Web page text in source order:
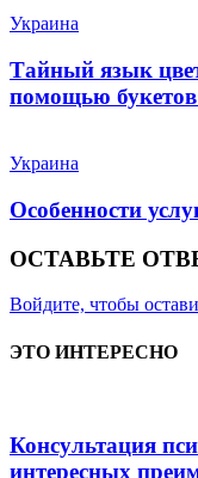
Украина
Тайный язык
помощью
Украина
Особенности
ОСТАВЬТЕ
Войдите, чтобы
ЭТО ИНТЕРЕСНО
Консультация
интересных